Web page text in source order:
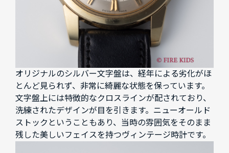
オリジナルのシルバー文字盤は、経年による劣化がほ
とんど見られず、非常に綺麗な状態を保っています。
文字盤上には特徴的なクロスラインが配されており、
洗練されたデザインが目を引きます。ニューオールド
ストックということもあり、当時の雰囲気をそのまま
残した美しいフェイスを持つヴィンテージ時計です。